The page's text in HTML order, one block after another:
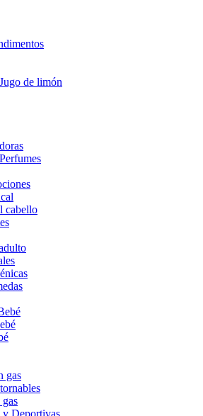
de limón
cabello
gas
y Deportivas